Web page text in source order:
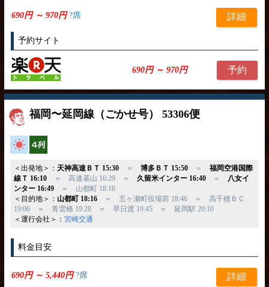
690円 ～ 970円?席 詳細
予約サイト
690円 ～ 970円 予約
福岡〜延岡線（ごかせ号） 53306便
高速バス
＜出発地＞： 天神高速ＢＴ 15:30＝ 博多ＢＴ 15:50＝ 福岡空港国際
線Ｔ 16:10＝ 高速基山 16:29 ＝ 久留米インター 16:40＝
八女イ
ンター 16:49＝ 山都町 18:16
＜目的地＞： 山都町 18:16＝ 五ヶ瀬町役場前 18:46 ＝ 高千穂ＢＣ
19:06 ＝ 青雲橋 19:28 ＝ 早日渡 19:45 ＝ 延岡駅 20:10
＜運行会社＞： 宮崎交通
料金目安
690円 ～ 5,440円?席 詳細